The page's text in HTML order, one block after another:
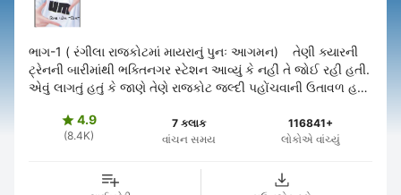
ભાગ-1 ( રંગીલા રાજકોટમાં માયરાનું પુનઃ આગમન) તેણી ક્યારની
ટ્રેનની બારીમાંથી ભક્તિનગર સ્ટેશન આવ્યું કે નહીં તે જોઈ રહી હતી.
એવું લાગતું હતું કે જાણે તેણે રાજકોટ જલ્દી પહોંચવાની ઉતાવળ હતી.
 4.9
(8.4K)
7 કલાક
વાંચન સમય
116841+
લોકોએ વાંચ્યું